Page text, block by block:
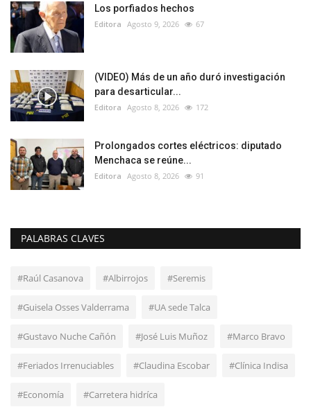
Los porfiados hechos
Editora Agosto 9, 2026 67
(VIDEO) Más de un año duró investigación
para desarticular...
Editora Agosto 8, 2026 172
Prolongados cortes eléctricos: diputado
Menchaca se reúne...
Editora Agosto 8, 2026 91
PALABRAS CLAVES
#Raúl Casanova #Albirrojos #Seremis
#Guisela Osses Valderrama #UA sede Talca
#Gustavo Nuche Cañón #José Luis Muñoz #Marco Bravo
#Feriados Irrenuciables #Claudina Escobar #Clínica Indisa
#Economía #Carretera hidríca